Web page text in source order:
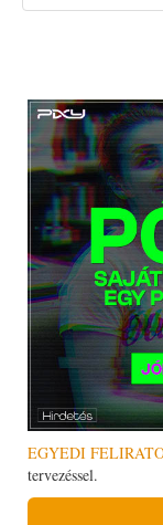
EGYEDI
tervezéssel.